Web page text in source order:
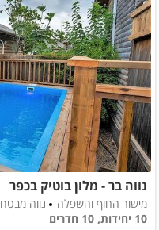
נווה בר - מלון בוטיק בכפר
מישור החוף והשפלה
נווה מבטח
10 יחידות, 10 חדרים